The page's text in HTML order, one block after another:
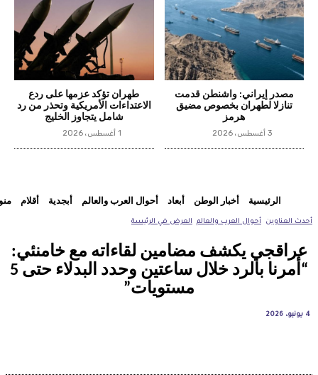
مصدر إيراني: واشنطن قدمت
تنازلا لطهران بخصوص مضيق
هرمز
3 أغسطس، 2026
طهران تؤكد عزمها على ردع
الاعتداءات الأمريكية وتحذر من رد
شامل يتجاوز الخليج
1 أغسطس، 2026